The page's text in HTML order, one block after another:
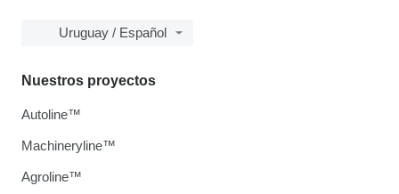
Uruguay / Español
Nuestros proyectos
Autoline™
Machineryline™
Agroline™